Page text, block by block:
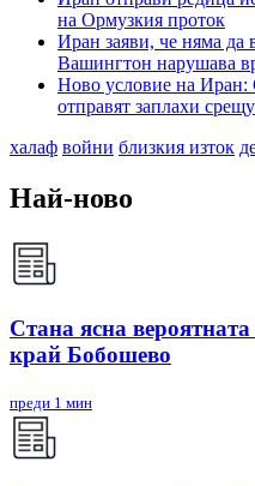
на Ормузкия проток
Иран заяви, че няма
Вашингтон нарушава
Ново условие на
отправят заплахи
халаф войни близкия изток
Най-ново
Стана ясна
край Бобошево
преди 1 мин